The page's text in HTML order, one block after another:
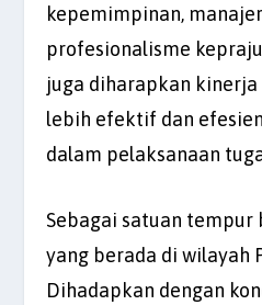
kepemimpinan,
profesionalisme
juga diharapkan
lebih efektif dan
dalam pelaksanaan
Sebagai satuan
yang berada di wilayah
Dihadapkan dengan